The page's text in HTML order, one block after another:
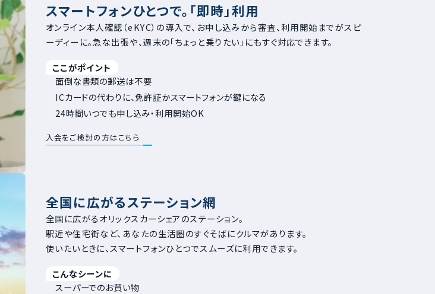
スマートフォンひとつで。「即時」利用
オンライン本人確認（eKYC）の導入で、お申し込みから審査、利用開始までがスピ
ーディーに。急な出張や、週末の「ちょっと乗りたい」にもすぐ対応できます。
ここがポイント
面倒な書類の郵送は不要
ICカードの代わりに、免許証かスマートフォンが鍵になる
24時間いつでも申し込み・利用開始OK
入会をご検討の方はこちら
全国に広がるステーション網
全国に広がるオリックスカーシェアのステーション。
駅近や住宅街など、あなたの生活圏のすぐそばにクルマがあります。
使いたいときに、スマートフォンひとつでスムーズに利用できます。
こんなシーンに
スーパーでのお買い物